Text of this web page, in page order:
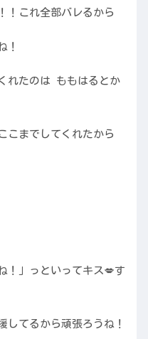
！これ全部バレるから
！
れたのは ももはるとか
こまでしてくれたから
！」っといってキス💋す
してるから頑張ろうね！